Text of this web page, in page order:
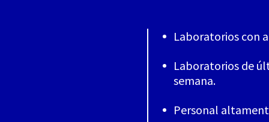
Laboratorios con
Laboratorios de
semana.
Personal